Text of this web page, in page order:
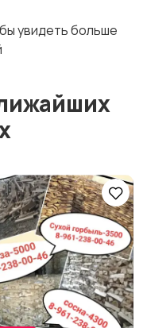
увидеть больше